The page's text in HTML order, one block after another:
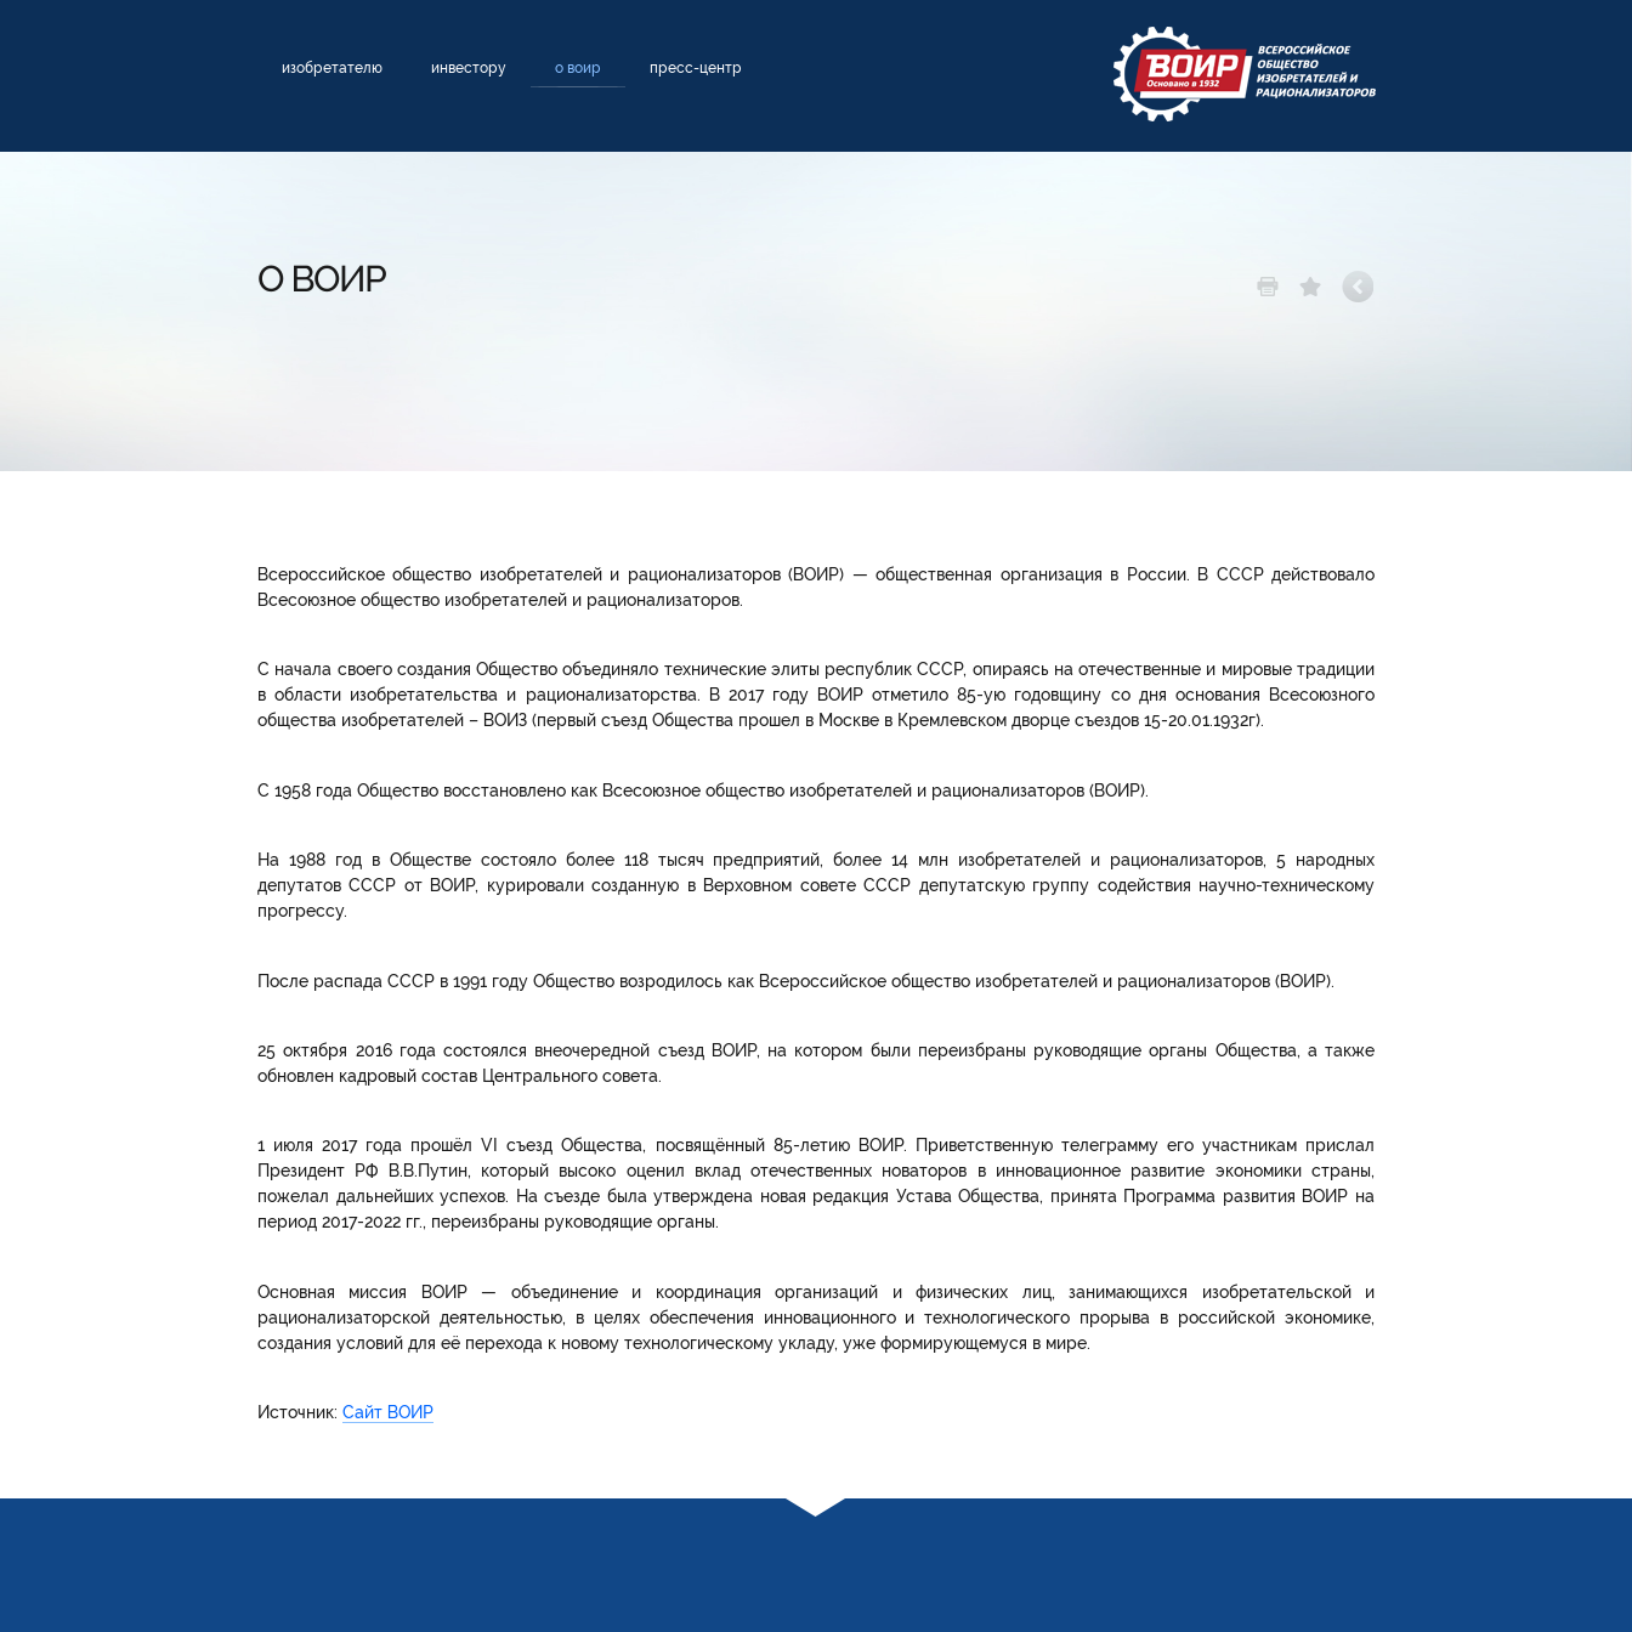
изобретателю инвестору о воир пресс-центр
О ВОИР
Всероссийское общество изобретателей и рационализаторов (ВОИР) — общественная организация в России. В СССР действовало
Всесоюзное общество изобретателей и рационализаторов.
С начала своего создания Общество объединяло технические элиты республик СССР, опираясь на отечественные и мировые традиции
в области изобретательства и рационализаторства. В 2017 году ВОИР отметило 85-ую годовщину со дня основания Всесоюзного
общества изобретателей – ВОИЗ (первый съезд Общества прошел в Москве в Кремлевском дворце съездов 15-20.01.1932г).
С 1958 года Общество восстановлено как Всесоюзное общество изобретателей и рационализаторов (ВОИР).
На 1988 год в Обществе состояло более 118 тысяч предприятий, более 14 млн изобретателей и рационализаторов, 5 народных
депутатов СССР от ВОИР, курировали созданную в Верховном совете СССР депутатскую группу содействия научно-техническому
прогрессу.
После распада СССР в 1991 году Общество возродилось как Всероссийское общество изобретателей и рационализаторов (ВОИР).
25 октября 2016 года состоялся внеочередной съезд ВОИР, на котором были переизбраны руководящие органы Общества, а также
обновлен кадровый состав Центрального совета.
1 июля 2017 года прошёл VI съезд Общества, посвящённый 85-летию ВОИР. Приветственную телеграмму его участникам прислал
Президент РФ В.В.Путин, который высоко оценил вклад отечественных новаторов в инновационное развитие экономики страны,
пожелал дальнейших успехов. На съезде была утверждена новая редакция Устава Общества, принята Программа развития ВОИР на
период 2017-2022 гг., переизбраны руководящие органы.
Основная миссия ВОИР — объединение и координация организаций и физических лиц, занимающихся изобретательской и
рационализаторской деятельностью, в целях обеспечения инновационного и технологического прорыва в российской экономике,
создания условий для её перехода к новому технологическому укладу, уже формирующемуся в мире.
Источник: Сайт ВОИР